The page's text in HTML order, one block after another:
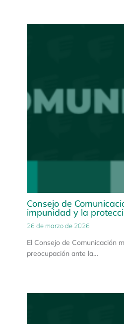
Consejo de
impunidad y la
26 de marzo de 2026
El Consejo de Comunicación
preocupación ante la…